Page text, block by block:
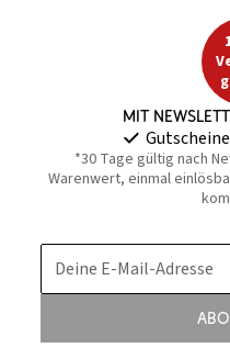
Mit
Gutscheine
*30 Tage gültig nach
Warenwert, einmal
Deine E-Mail-Adresse